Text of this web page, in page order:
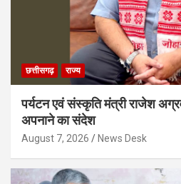
छत्तीसगढ़ राज्य
पर्यटन एवं संस्कृति मंत्री राजेश
अपनाने का संदेश
August 7, 2026 News Desk